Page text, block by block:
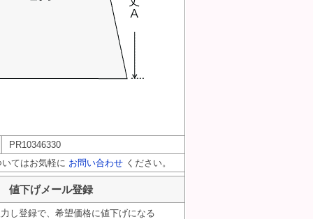
PR10346330
てはお気軽に お問い合わせ ください。
値下げメール登録
し登録で、希望価格に値下げになる